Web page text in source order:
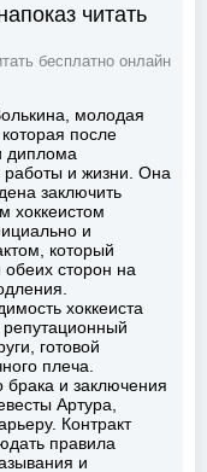
читать
бесплатно онлайн
молодая
после
диплома
работы и жизни. Она
заключить
хоккеистом
и
который
обеих сторон на
хоккеиста
готовой
плеча.
и заключения
Артура,
Контракт
правила
и